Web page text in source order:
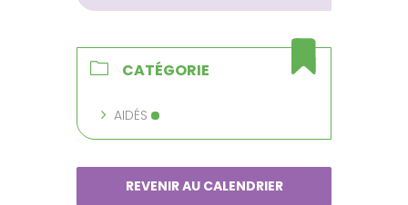
CATÉGORIE
AIDÉS
REVENIR AU CALENDRIER